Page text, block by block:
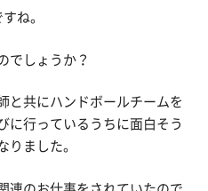
ね。
でしょうか？
共にハンドボールチームを
に行っているうちに面白そう
りました。